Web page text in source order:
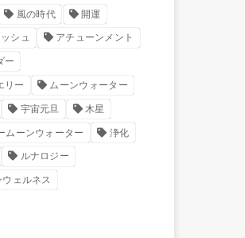
風の時代 開運
シュ アチューンメント
ー
リー ムーンウォーター
宇宙元旦 木星
ムーンウォーター 浄化
ルナロジー
ウェルネス